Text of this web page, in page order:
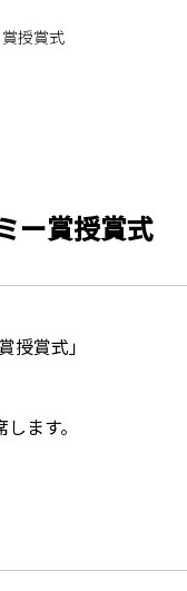
授賞式
ー賞授賞式
授賞式」
ます。